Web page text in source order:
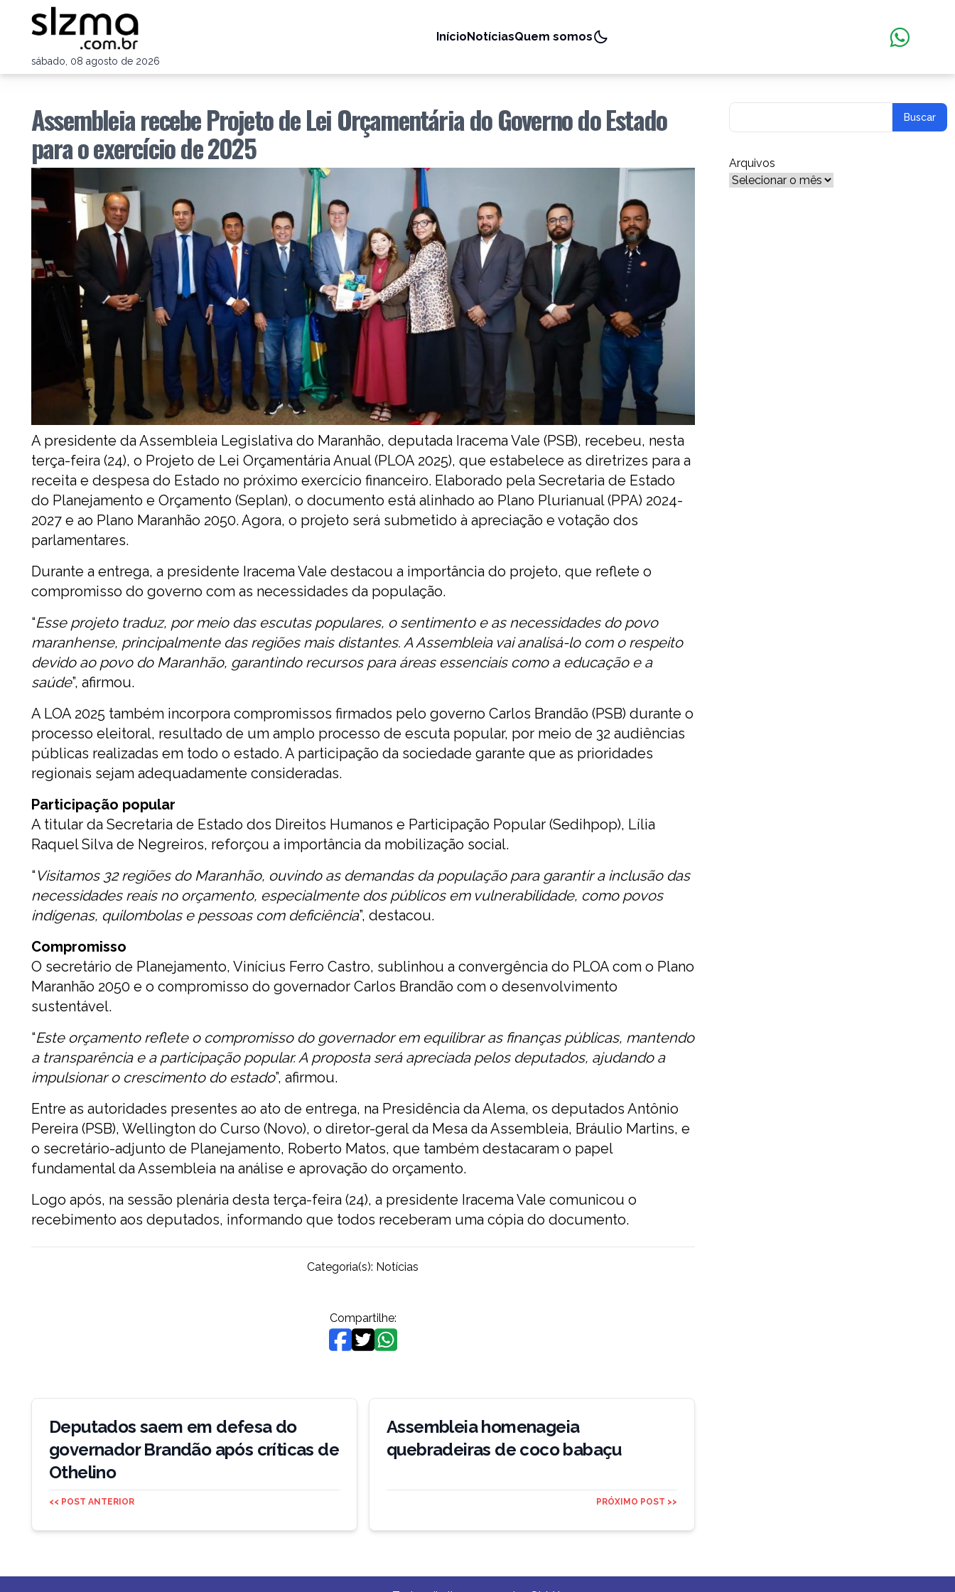
sábado, 08 agosto de 2026
InícioNotíciasQuem somos
Assembleia recebe Projeto de Lei Orçamentária do Governo do Estado
para o exercício de 2025
A presidente da Assembleia Legislativa do Maranhão, deputada Iracema Vale (PSB), recebeu, nesta
terça-feira (24), o Projeto de Lei Orçamentária Anual (PLOA 2025), que estabelece as diretrizes para a
receita e despesa do Estado no próximo exercício financeiro. Elaborado pela Secretaria de Estado
do Planejamento e Orçamento (Seplan), o documento está alinhado ao Plano Plurianual (PPA) 2024-
2027 e ao Plano Maranhão 2050. Agora, o projeto será submetido à apreciação e votação dos
parlamentares.
Durante a entrega, a presidente Iracema Vale destacou a importância do projeto, que reflete o
compromisso do governo com as necessidades da população.
“Esse projeto traduz, por meio das escutas populares, o sentimento e as necessidades do povo
maranhense, principalmente das regiões mais distantes. A Assembleia vai analisá-lo com o respeito
devido ao povo do Maranhão, garantindo recursos para áreas essenciais como a educação e a
saúde”, afirmou.
A LOA 2025 também incorpora compromissos firmados pelo governo Carlos Brandão (PSB) durante o
processo eleitoral, resultado de um amplo processo de escuta popular, por meio de 32 audiências
públicas realizadas em todo o estado. A participação da sociedade garante que as prioridades
regionais sejam adequadamente consideradas.
Participação popular
A titular da Secretaria de Estado dos Direitos Humanos e Participação Popular (Sedihpop), Lília
Raquel Silva de Negreiros, reforçou a importância da mobilização social.
“Visitamos 32 regiões do Maranhão, ouvindo as demandas da população para garantir a inclusão das
necessidades reais no orçamento, especialmente dos públicos em vulnerabilidade, como povos
indígenas, quilombolas e pessoas com deficiência”, destacou.
Compromisso
O secretário de Planejamento, Vinícius Ferro Castro, sublinhou a convergência do PLOA com o Plano
Maranhão 2050 e o compromisso do governador Carlos Brandão com o desenvolvimento
sustentável.
“Este orçamento reflete o compromisso do governador em equilibrar as finanças públicas, mantendo
a transparência e a participação popular. A proposta será apreciada pelos deputados, ajudando a
impulsionar o crescimento do estado”, afirmou.
Entre as autoridades presentes ao ato de entrega, na Presidência da Alema, os deputados Antônio
Pereira (PSB), Wellington do Curso (Novo), o diretor-geral da Mesa da Assembleia, Bráulio Martins, e
o secretário-adjunto de Planejamento, Roberto Matos, que também destacaram o papel
fundamental da Assembleia na análise e aprovação do orçamento.
Logo após, na sessão plenária desta terça-feira (24), a presidente Iracema Vale comunicou o
recebimento aos deputados, informando que todos receberam uma cópia do documento.
Categoria(s): Notícias
Compartilhe:
Navegação
Deputados saem em defesa do
governador Brandão após críticas de
Othelino
<< POST ANTERIOR
Assembleia homenageia
quebradeiras de coco babaçu
PRÓXIMO POST >>
Arquivos
Arquivos